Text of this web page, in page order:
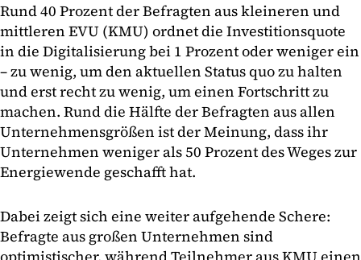
Rund 40 Prozent der Befragten aus kleineren und
mittleren EVU (KMU) ordnet die Investitionsquote
in die Digitalisierung bei 1 Prozent oder weniger ein
– zu wenig, um den aktuellen Status quo zu halten
und erst recht zu wenig, um einen Fortschritt zu
machen. Rund die Hälfte der Befragten aus allen
Unternehmensgrößen ist der Meinung, dass ihr
Unternehmen weniger als 50 Prozent des Weges zur
Energiewende geschafft hat.
Dabei zeigt sich eine weiter aufgehende Schere:
Befragte aus großen Unternehmen sind